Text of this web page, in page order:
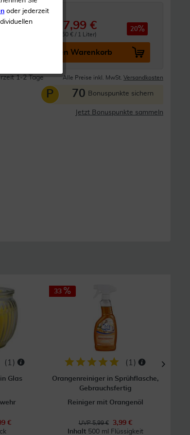
7,99 €
0.02 Liter (399,50 € / 1 Liter)
20
In den Warenkorb
1-2 Tage Alle Preise inkl. MwSt. Versandkosten
P 70 Bonuspunkte sichern
Jetzt Bonuspunkte sammeln
( 1 )
Glas
€
33
( 1 )
Orangenreiniger in Sprühflasche,
Gebrauchsfertig
Reiniger mit Orangenöl
UVP 5,99 €
3,99 €
Inhalt 500 ml Flüssigkeit
oder jederzeit